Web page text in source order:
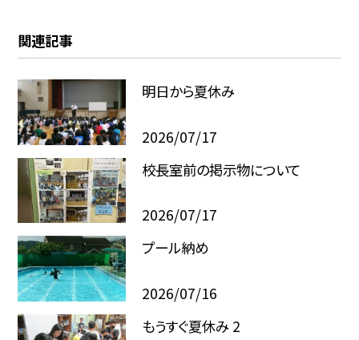
関連記事
明日から夏休み
2026/07/17
校長室前の掲示物について
2026/07/17
プール納め
2026/07/16
もうすぐ夏休み 2